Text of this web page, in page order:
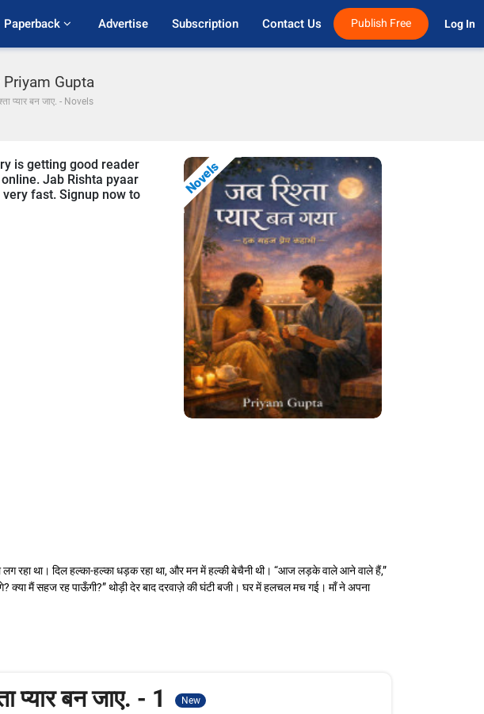
Paperback Advertise Subscription Contact Us Publish Free Log In
Gupta
प्यार बन जाए. - Novels
is getting good reader
Jab Rishta pyaar
fast. Signup now to
Novels
था। दिल हल्का-हल्का धड़क रहा था, और मन में हल्की बेचैनी थी। “आज लड़के वाले आने वाले हैं,”
मैं सहज रह पाऊँगी?” थोड़ी देर बाद दरवाज़े की घंटी बजी। घर में हलचल मच गई। माँ ने अपना
प्यार बन जाए. - 1 New